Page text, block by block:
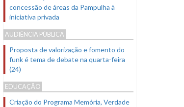
concessão de áreas da Pampulha à
iniciativa privada
AUDIÊNCIA PÚBLICA
Proposta de valorização e fomento do
funk é tema de debate na quarta-feira
(24)
EDUCAÇÃO
Criação do Programa Memória, Verdade